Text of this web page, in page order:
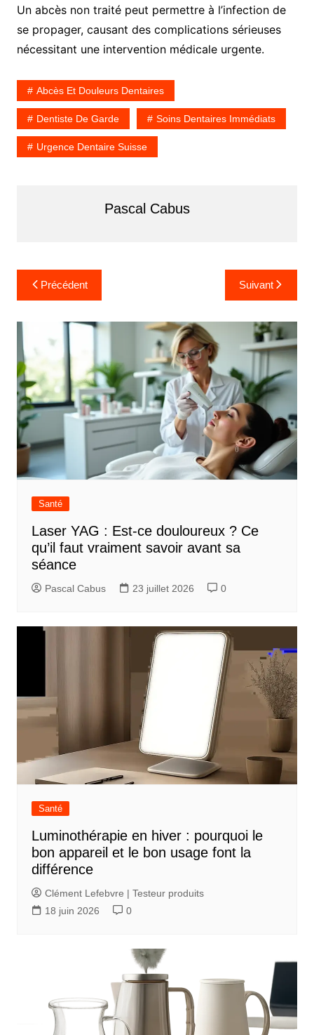
Un abcès non traité peut permettre à l’infection de
se propager, causant des complications sérieuses
nécessitant une intervention médicale urgente.
Abcès Et Douleurs Dentaires
Dentiste De Garde Soins Dentaires Immédiats
Urgence Dentaire Suisse
Pascal Cabus
a
v
g
a
t
i
o
n
t
l
e
Précédent Suivant
Santé
Laser YAG : Est-ce douloureux ? Ce
qu’il faut vraiment savoir avant sa
séance
Pascal Cabus 23 juillet 2026 0
Santé
Luminothérapie en hiver : pourquoi le
bon appareil et le bon usage font la
différence
Clément Lefebvre | Testeur produits
18 juin 2026
0